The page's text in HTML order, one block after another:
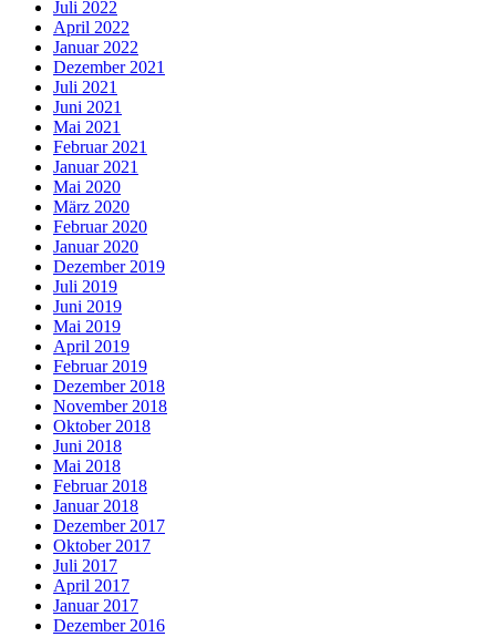
Juli 2022
April 2022
Januar 2022
Dezember 2021
Juli 2021
Juni 2021
Mai 2021
Februar 2021
Januar 2021
Mai 2020
März 2020
Februar 2020
Januar 2020
Dezember 2019
Juli 2019
Juni 2019
Mai 2019
April 2019
Februar 2019
Dezember 2018
November 2018
Oktober 2018
Juni 2018
Mai 2018
Februar 2018
Januar 2018
Dezember 2017
Oktober 2017
Juli 2017
April 2017
Januar 2017
Dezember 2016